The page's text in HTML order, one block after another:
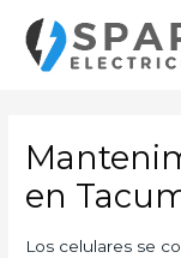
contenido
en
Los celulares se